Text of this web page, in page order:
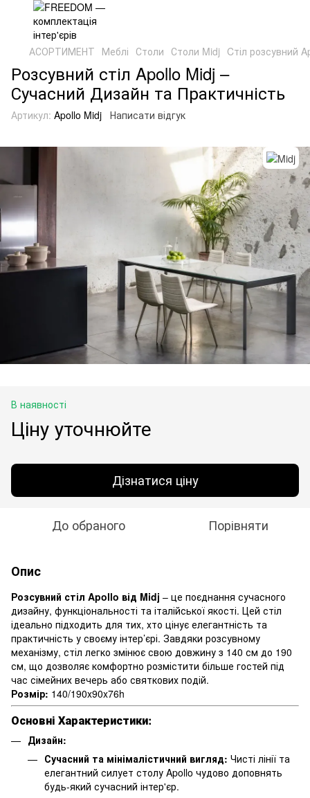
АСОРТИМЕНТ Меблі Столи Столи Midj Cтіл розсувний
Розсувний стіл Apollo Midj –
Сучасний Дизайн та Практичність
Артикул: Apollo Midj Написати відгук
В наявності
Ціну уточнюйте
Дізнатися ціну
До обраного Порівняти
Опис
Розсувний стіл Apollo від Midj – це поєднання сучасного
дизайну, функціональності та італійської якості. Цей стіл
ідеально підходить для тих, хто цінує елегантність та
практичність у своєму інтер’єрі. Завдяки розсувному
механізму, стіл легко змінює свою довжину з 140 см до 190
см, що дозволяє комфортно розмістити більше гостей під
час сімейних вечерь або святкових подій.
Розмір: 140/190x90x76h
Основні Характеристики:
Дизайн:
Сучасний та мінімалістичний вигляд: Чисті лінії та
елегантний силует столу Apollo чудово доповнять
будь-який сучасний інтер'єр.